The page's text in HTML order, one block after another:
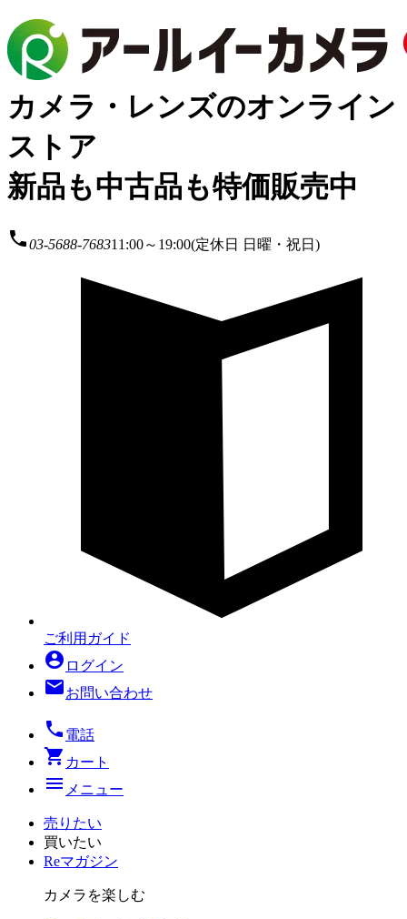
カメラ・レンズのオンライン
ストア
新品も中古品も特価販売中
local_phone03-5688-768311:00～19:00(定休日 日曜・祝日)
ご利用ガイド
account_circle ログイン
mailお問い合わせ
local_phone 電話
shopping_cart カート
menu メニュー
売りたい
買いたい
Reマガジン
カメラを楽しむ